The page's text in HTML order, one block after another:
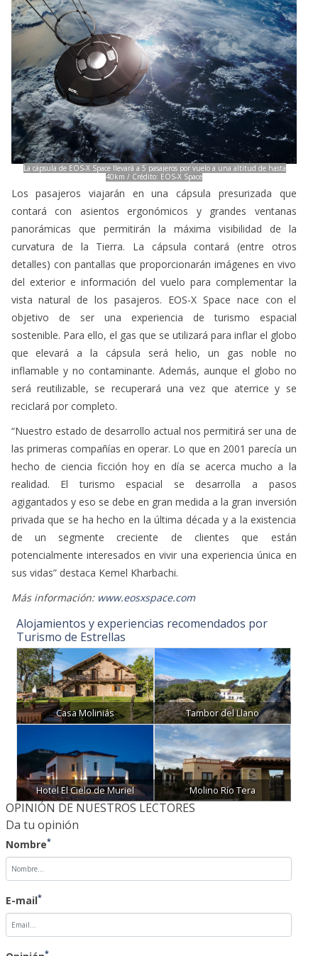
La cápsula de EOS-X Space llevará a 5 pasajeros por vuelo a una altitud de hasta
40km / Crédito: EOS-X Space
Los pasajeros viajarán en una cápsula presurizada que
contará con asientos ergonómicos y grandes ventanas
panorámicas que permitirán la máxima visibilidad de la
curvatura de la Tierra. La cápsula contará (entre otros
detalles) con pantallas que proporcionarán imágenes en vivo
del exterior e información del vuelo para complementar la
vista natural de los pasajeros. EOS-X Space nace con el
objetivo de ser una experiencia de turismo espacial
sostenible. Para ello, el gas que se utilizará para inflar el globo
que elevará a la cápsula será helio, un gas noble no
inflamable y no contaminante. Además, aunque el globo no
será reutilizable, se recuperará una vez que aterrice y se
reciclará por completo.
“Nuestro estado de desarrollo actual nos permitirá ser una de
las primeras compañías en operar. Lo que en 2001 parecía un
realidad. El turismo espacial se desarrolla a pasos
agigantados y eso se debe en gran medida a la gran inversión
privada que se ha hecho en la última década y a la existencia
de un segmente creciente de clientes que están
potencialmente interesados en vivir una experiencia única en
sus vidas” destaca Kemel Kharbachi.
Más información:www.eosxspace.com
Alojamientos y experiencias recomendados por
Turismo de Estrellas
Casa Moliniás Tambor del Llano
Hotel El Cielo de Muriel Molino Río Tera
OPINIÓN DE NUESTROS LECTORES
Da tu opinión
Nombre*
E-mail
Opinión